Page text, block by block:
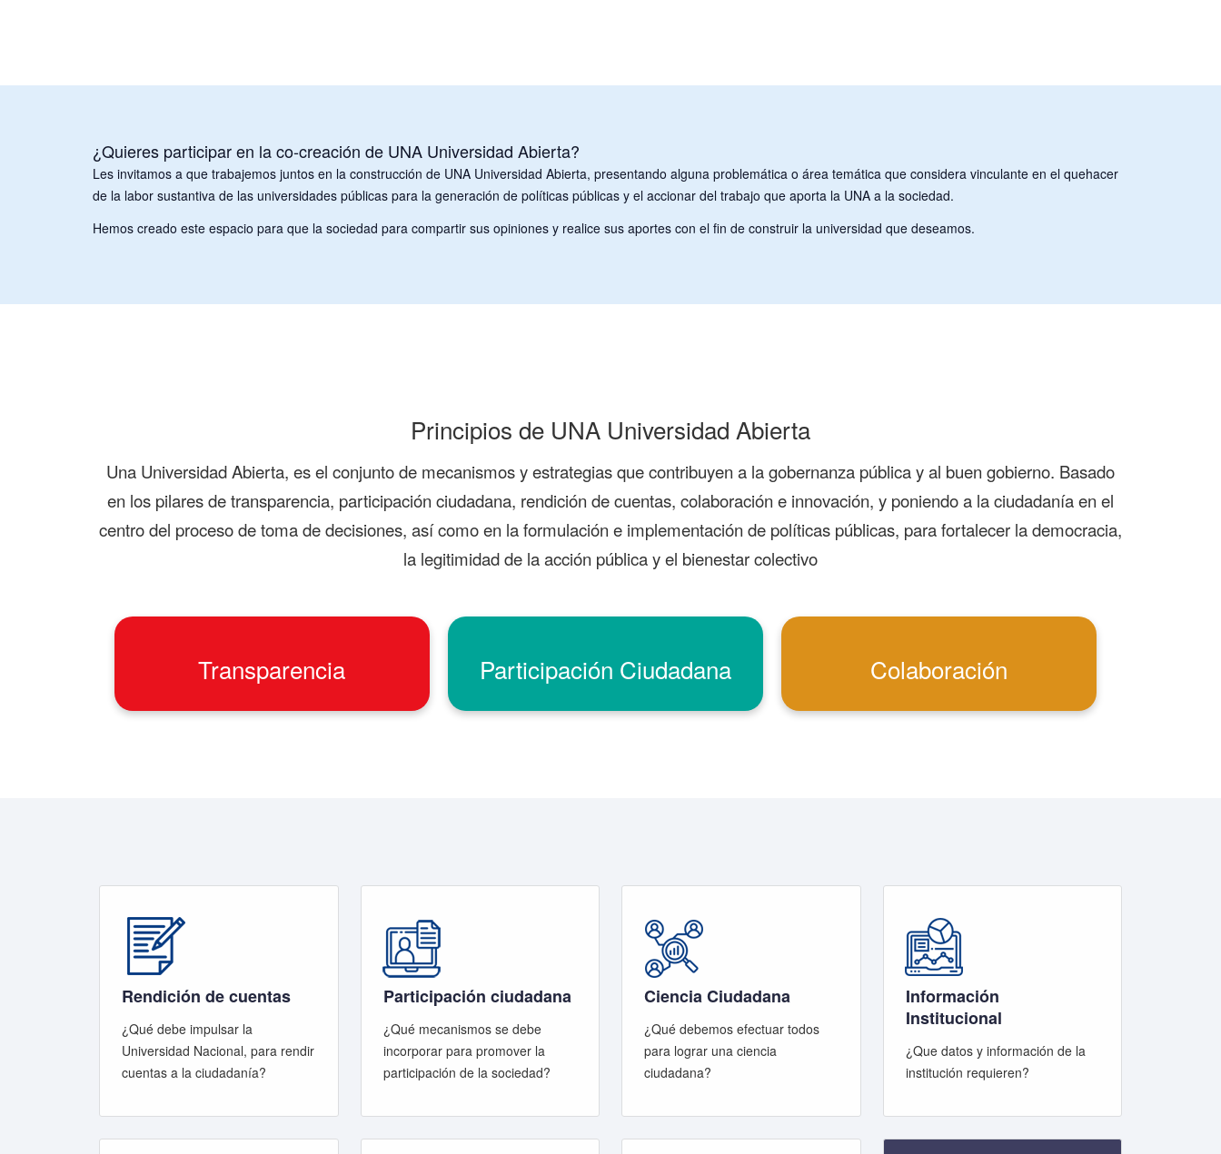
¿Quieres participar en la co-creación de UNA Universidad Abierta?
Les invitamos a que trabajemos juntos en la construcción de UNA Universidad Abierta, presentando alguna problemática o área temática que considera vinculante en el quehacer
de la labor sustantiva de las universidades públicas para la generación de políticas públicas y el accionar del trabajo que aporta la UNA a la sociedad.
Hemos creado este espacio para que la sociedad para compartir sus opiniones y realice sus aportes con el fin de construir la universidad que deseamos.
Principios de UNA Universidad Abierta
Una Universidad Abierta, es el conjunto de mecanismos y estrategias que contribuyen a la gobernanza pública y al buen gobierno. Basado
en los pilares de transparencia, participación ciudadana, rendición de cuentas, colaboración e innovación, y poniendo a la ciudadanía en el
centro del proceso de toma de decisiones, así como en la formulación e implementación de políticas públicas, para fortalecer la democracia,
la legitimidad de la acción pública y el bienestar colectivo
Transparencia Participación Ciudadana Colaboración
Rendición de cuentas
¿Qué debe impulsar la
Universidad Nacional, para rendir
cuentas a la ciudadanía?
Participación ciudadana
¿Qué mecanismos se debe
incorporar para promover la
participación de la sociedad?
Ciencia Ciudadana
¿Qué debemos efectuar todos
para lograr una ciencia
ciudadana?
Información
Institucional
¿Que datos y información de la
institución requieren?